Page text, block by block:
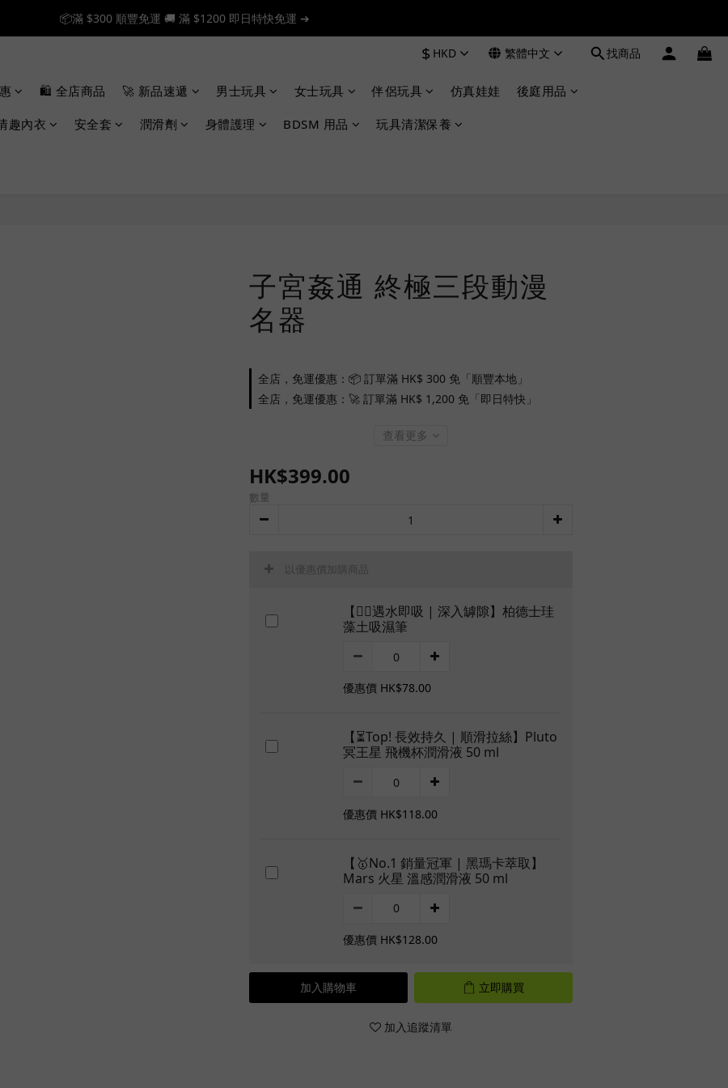
📦滿 $300 順豐免運 🚚 滿 $1200 即日特快免運 ➔
📦滿 $300 順豐免運 🚚 滿 $1200 即日特快免運 ➔
📦滿 $300 順豐免運 🚚 滿 $1200 即日特快免運 ➔
$ HKD 繁體中文 找商品
🛍️ 全店商品 🚀 新品速遞 男士玩具 女士玩具 伴侶玩具 仿真娃娃 後庭用品
趣內衣 安全套 潤滑劑 身體護理 BDSM 用品 玩具清潔保養
子宮姦通 終極三段動漫
名器
全店，免運優惠：📦 訂單滿 HK$ 300 免「順豐本地」
全店，免運優惠：🚀 訂單滿 HK$ 1,200 免「即日特快」
查看更多
HK$399.00
數量
以優惠價加購商品
【👍🏻遇水即吸 | 深入罅隙】柏德士珪
藻土吸濕筆
優惠價 HK$78.00
【⏳Top! 長效持久 | 順滑拉絲】Pluto
冥王星 飛機杯潤滑液 50 ml
優惠價 HK$118.00
【🥇No.1 銷量冠軍 | 黑瑪卡萃取】
Mars 火星 溫感潤滑液 50 ml
優惠價 HK$128.00
加入購物車 立即購買
加入追蹤清單